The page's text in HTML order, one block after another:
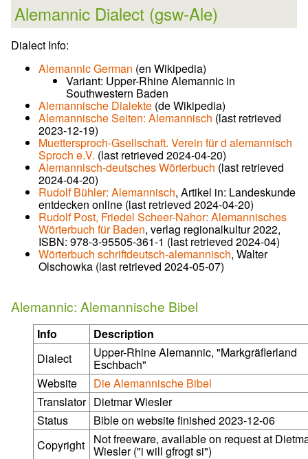
Alemannic Dialect (gsw-Ale)
Dialect Info:
Alemannic German (en Wikipedia)
Variant: Upper-Rhine Alemannic in
Southwestern Baden
Alemannische Dialekte (de Wikipedia)
Alemannische Seiten: Alemannisch (last retrieved
2023-12-19)
Muettersproch-Gsellschaft. Verein für d alemannisch
Sproch e.V. (last retrieved 2024-04-20)
Alemannisch-deutsches Wörterbuch (last retrieved
2024-04-20)
Rudolf Bühler: Alemannisch, Artikel in: Landeskunde
entdecken online (last retrieved 2024-04-20)
Rudolf Post, Friedel Scheer-Nahor: Alemannisches
Wörterbuch für Baden, verlag regionalkultur 2022,
ISBN: 978-3-95505-361-1 (last retrieved 2024-04)
Wörterbuch schriftdeutsch-alemannisch, Walter
Olschowka (last retrieved 2024-05-07)
Alemannic: Alemannische Bibel
Info
Description
Dialect
Upper-Rhine Alemannic, "Markgräflerland
Eschbach"
Website
Die Alemannische Bibel
Translator Dietmar Wiesler
Status
Bible on website finished 2023-12-06
Copyright
Not freeware, available on request at
Wiesler ("i will gfrogt si")